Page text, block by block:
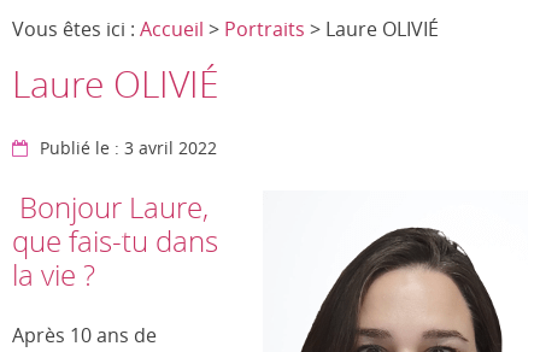
Vous êtes ici : Accueil > Portraits > Laure OLIVIÉ
Laure OLIVIÉ
Publié le : 3 avril 2022
Bonjour Laure,
que fais-tu dans
la vie ?
Après 10 ans de